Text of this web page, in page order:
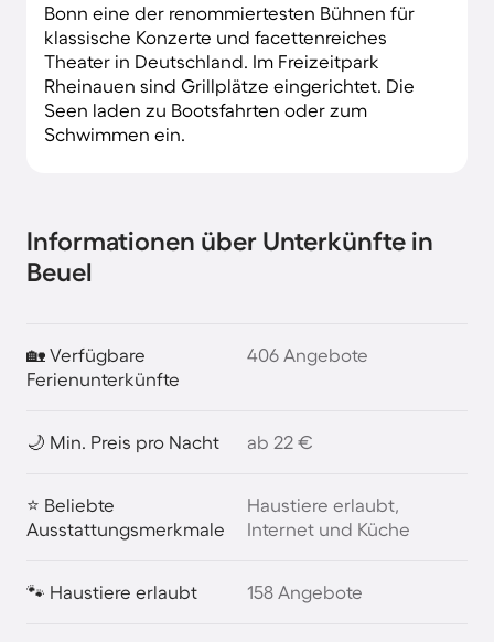
Bonn eine der renommiertesten Bühnen für
klassische Konzerte und facettenreiches
Theater in Deutschland. Im Freizeitpark
Rheinauen sind Grillplätze eingerichtet. Die
Seen laden zu Bootsfahrten oder zum
Schwimmen ein.
Informationen über Unterkünfte in
Beuel
🏡 Verfügbare
Ferienunterkünfte
406 Angebote
🌙 Min. Preis pro Nacht ab 22 €
⭐ Beliebte
Ausstattungsmerkmale
Haustiere erlaubt,
Internet und Küche
🐾 Haustiere erlaubt 158 Angebote